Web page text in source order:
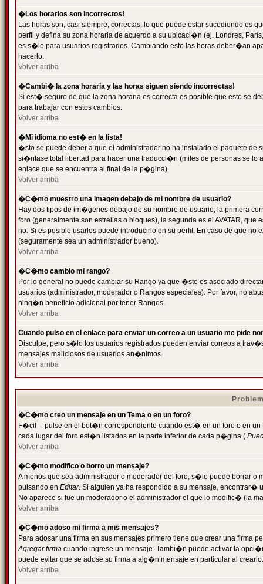
�Los horarios son incorrectos!
Las horas son, casi siempre, correctas, lo que puede estar sucediendo es
perfil y defina su zona horaria de acuerdo a su ubicaci�n (ej. Londres,
es s�lo para usuarios registrados. Cambiando esto las horas deber�an
hacerlo.
Volver arriba
�Cambi� la zona horaria y las horas siguen siendo incorrectas!
Si est� seguro de que la zona horaria es correcta es posible que esto se
para trabajar con estos cambios.
Volver arriba
�Mi idioma no est� en la lista!
�sto se puede deber a que el administrador no ha instalado el paquete
si�ntase total libertad para hacer una traducci�n (miles de personas se
enlace que se encuentra al final de la p�gina)
Volver arriba
�C�mo muestro una imagen debajo de mi nombre de usuario?
Hay dos tipos de im�genes debajo de su nombre de usuario, la primera
foro (generalmente son estrellas o bloques), la segunda es el AVATAR,
no. Si es posible usarlos puede introducirlo en su perfil. En caso de que
(seguramente sea un administrador bueno).
Volver arriba
�C�mo cambio mi rango?
Por lo general no puede cambiar su Rango ya que �ste es asociado
usuarios (administrador, moderador o Rangos especiales). Por favor, no
ning�n beneficio adicional por tener Rangos.
Volver arriba
Cuando pulso en el enlace para enviar un correo a un usuario me pide
Disculpe, pero s�lo los usuarios registrados pueden enviar correos a
mensajes maliciosos de usuarios an�nimos.
Volver arriba
�C�mo creo un mensaje en un Tema o en un foro?
F�cil -- pulse en el bot�n correspondiente cuando est� en un foro o en
cada lugar del foro est�n listados en la parte inferior de cada p�gina (
Volver arriba
�C�mo modifico o borro un mensaje?
A menos que sea administrador o moderador del foro, s�lo puede borrar o
pulsando en Editar. Si alguien ya ha respondido a su mensaje, encontrar�
No aparece si fue un moderador o el administrador el que lo modific� (la
Volver arriba
�C�mo adoso mi firma a mis mensajes?
Para adosar una firma en sus mensajes primero tiene que crear una firma
Agregar firma cuando ingrese un mensaje. Tambi�n puede activar la
puede evitar que se adose su firma a alg�n mensaje en particular al crearlo.
Volver arriba